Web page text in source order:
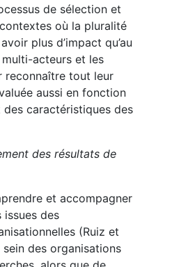
de sélection et
où la pluralité
plus d’impact qu’au
acteurs et les
reconnaître tout leur
aussi en fonction
caractéristiques des
des résultats de
et accompagner
issues des
(Ruiz et
des organisations